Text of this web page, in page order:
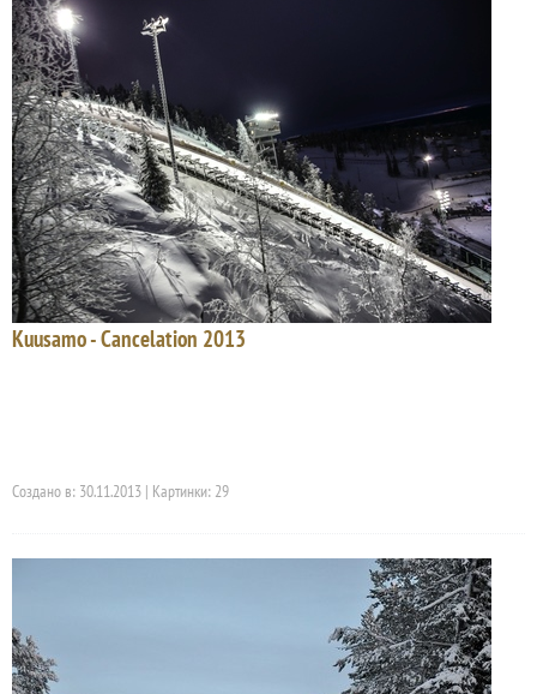
Kuusamo - Cancelation 2013
Создано в: 30.11.2013 | Картинки: 29